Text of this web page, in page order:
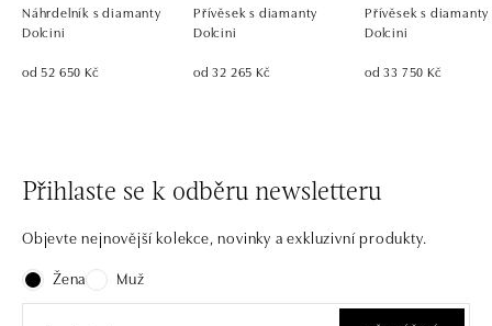
Náhrdelník s diamanty
Dolcini
od 52 650 Kč
Přívěsek s diamanty
Dolcini
od 32 265 Kč
Přívěsek s diamanty
Dolcini
od 33 750 Kč
Přihlaste se k odběru newsletteru
Objevte nejnovější kolekce, novinky a exkluzivní produkty.
Žena
Muž